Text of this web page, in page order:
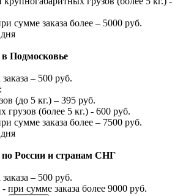
заказа более – 5000 руб.
в Подмосковье
– 500 руб.
(до 5 кг.) – 395 руб.
грузов (более 5 кг.) - 600 руб.
заказа более – 7500 руб.
по России и странам СНГ
– 500 руб.
при сумме заказа более 9000 руб.